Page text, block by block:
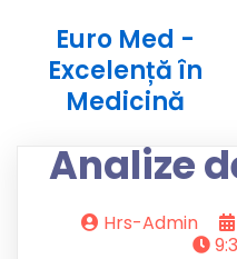
Euro Med -
Excelență în
Medicină
Analize
Hrs-Admin